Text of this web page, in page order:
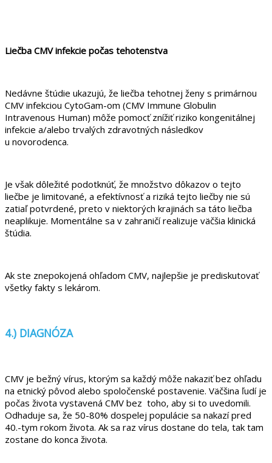
Liečba CMV infekcie počas tehotenstva
Nedávne štúdie ukazujú, že liečba tehotnej ženy s primárnou
CMV infekciou CytoGam-om (CMV Immune Globulin
Intravenous Human) môže pomocť znížiť riziko kongenitálnej
infekcie a/alebo trvalých zdravotných následkov
u novorodenca.
Je však dôležité podotknúť, že množstvo dôkazov o tejto
liečbe je limitované, a efektívnosť a riziká tejto liečby nie sú
zatiaľ potvrdené, preto v niektorých krajinách sa táto liečba
neaplikuje. Momentálne sa v zahraničí realizuje väčšia klinická
štúdia.
Ak ste znepokojená ohľadom CMV, najlepšie je prediskutovať
všetky fakty s lekárom.
4.) DIAGNÓZA
CMV je bežný vírus, ktorým sa každý môže nakaziť bez ohľadu
na etnický pôvod alebo spoločenské postavenie. Väčšina ľudí je
počas života vystavená CMV bez toho, aby si to uvedomili.
Odhaduje sa, že 50-80% dospelej populácie sa nakazí pred
40.-tym rokom života. Ak sa raz vírus dostane do tela, tak tam
zostane do konca života.